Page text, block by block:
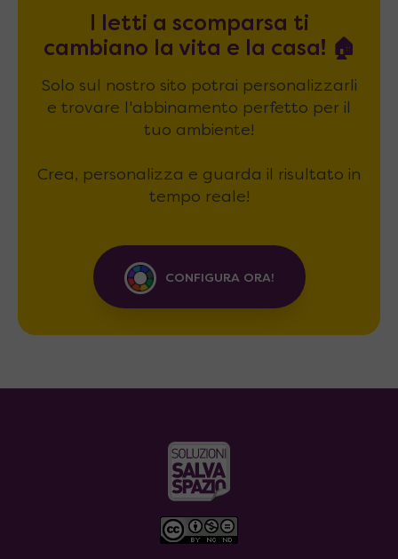
I letti a scomparsa ti
cambiano la vita e la casa! 🏠
Solo sul nostro sito potrai personalizzarli
e trovare l'abbinamento perfetto per il
tuo ambiente!
Crea, personalizza e guarda il risultato in
tempo reale!
CONFIGURA ORA!